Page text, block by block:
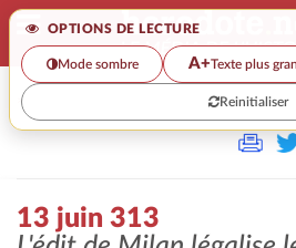
OPTIONS DE LECTURE
Mode sombre A+Texte plus
Reinitialiser
>
13 juin 313